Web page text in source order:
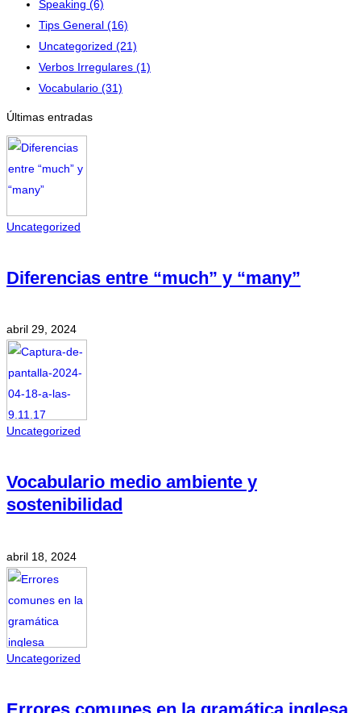
Speaking (6)
Tips General (16)
Uncategorized (21)
Verbos Irregulares (1)
Vocabulario (31)
Últimas entradas
Uncategorized
Diferencias entre “much” y “many”
abril 29, 2024
Uncategorized
Vocabulario medio ambiente y
sostenibilidad
abril 18, 2024
Uncategorized